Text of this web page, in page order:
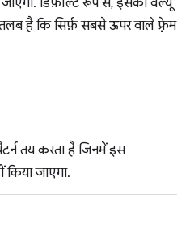
जाएगा. डिफ़ॉल्ट रूप से, इसकी वैल्यू
है कि सिर्फ़ सबसे ऊपर वाले फ़्रेम
तय करता है जिनमें इस
किया जाएगा.